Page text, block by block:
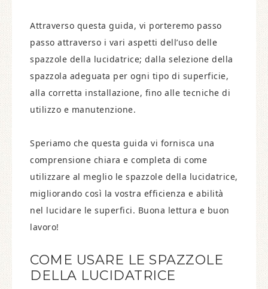
Attraverso questa guida, vi porteremo passo
passo attraverso i vari aspetti dell’uso delle
spazzole della lucidatrice; dalla selezione della
spazzola adeguata per ogni tipo di superficie,
alla corretta installazione, fino alle tecniche di
utilizzo e manutenzione.
Speriamo che questa guida vi fornisca una
comprensione chiara e completa di come
utilizzare al meglio le spazzole della lucidatrice,
migliorando così la vostra efficienza e abilità
nel lucidare le superfici. Buona lettura e buon
lavoro!
COME USARE LE SPAZZOLE
DELLA LUCIDATRICE